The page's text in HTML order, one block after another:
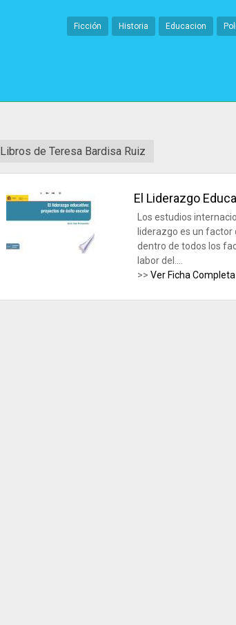
Ficción Historia Educacion
Libros de Teresa Bardisa Ruiz
El Liderazgo
Los estudios
liderazgo es un
dentro de todos los
labor del....
>> Ver Ficha Completa